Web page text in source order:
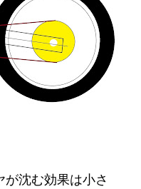
が沈む効果は小さ